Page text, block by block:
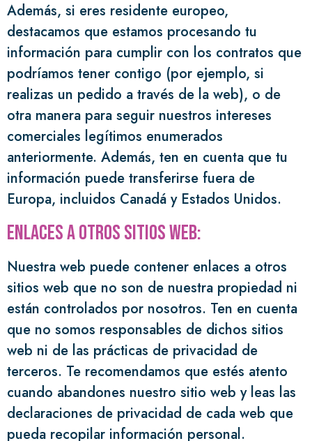
Además, si eres residente europeo,
destacamos que estamos procesando tu
información para cumplir con los contratos que
podríamos tener contigo (por ejemplo, si
realizas un pedido a través de la web), o de
otra manera para seguir nuestros intereses
comerciales legítimos enumerados
anteriormente. Además, ten en cuenta que tu
información puede transferirse fuera de
Europa, incluidos Canadá y Estados Unidos.
Enlaces a otros sitios web:
Nuestra web puede contener enlaces a otros
sitios web que no son de nuestra propiedad ni
están controlados por nosotros. Ten en cuenta
que no somos responsables de dichos sitios
web ni de las prácticas de privacidad de
terceros. Te recomendamos que estés atento
cuando abandones nuestro sitio web y leas las
declaraciones de privacidad de cada web que
pueda recopilar información personal.